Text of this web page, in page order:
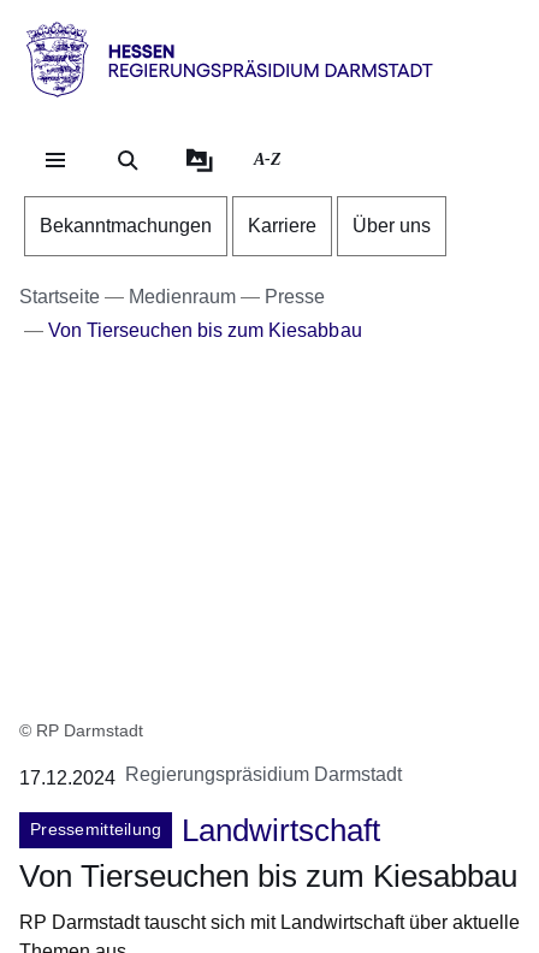
Direkt zum Kopf der
Direkt zum Inhalt
Direkt zum Fuß der
Hessen
RP
Darmstadt
A-Z
Bekanntmachungen Karriere Über uns
Startseite Medienraum
Presse
Von Tierseuchen bis zum Kiesabbau
© RP Darmstadt
17.12.2024 Regierungspräsidium Darmstadt
Pressemitteilung
Landwirtschaft
Von Tierseuchen bis zum Kiesabbau
RP Darmstadt tauscht sich mit Landwirtschaft über aktuelle